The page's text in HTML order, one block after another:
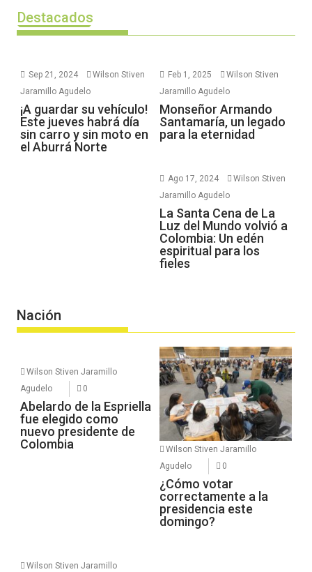
Destacados
Sep 21, 2024
Wilson Stiven
Jaramillo Agudelo
¡A guardar su vehículo!
Este jueves habrá día
sin carro y sin moto en
el Aburrá Norte
Feb 1, 2025
Wilson Stiven
Jaramillo Agudelo
Monseñor Armando
Santamaría, un legado
para la eternidad
Ago 17, 2024
Wilson Stiven
Jaramillo Agudelo
La Santa Cena de La
Luz del Mundo volvió a
Colombia: Un edén
espiritual para los
fieles
Nación
Wilson Stiven Jaramillo
Agudelo
0
Abelardo de la Espriella
fue elegido como
nuevo presidente de
Colombia
Wilson Stiven Jaramillo
Agudelo
0
¿Cómo votar
correctamente a la
presidencia este
domingo?
Wilson Stiven Jaramillo